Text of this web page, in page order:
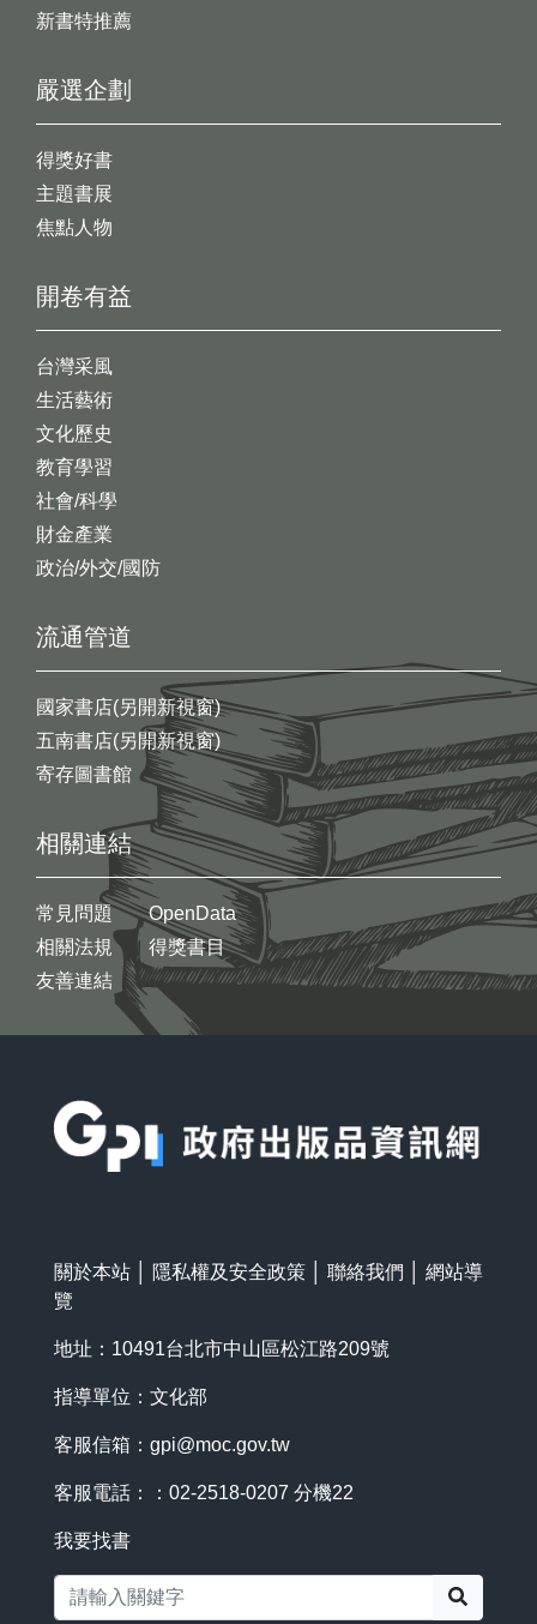
新書特推薦
開卷有益
台灣采風
生活藝術
文化歷史
教育學習
社會/科學
財金產業
政治/外交/國防
嚴選企劃
得獎好書
主題書展
焦點人物
流通管道
國家書店(另開新視窗)
五南書店(另開新視窗)
寄存圖書館
相關連結
常見問題
相關法規
友善連結
OpenData
得獎書目
關於本站 隱私權及安全政策 聯絡我們
網站導
覽
地址：10491台北市中山區松江路209號
指導單位：文化部
客服信箱： gpi@moc.gov.tw
客服電話：：02-2518-0207 分機22
我要找書